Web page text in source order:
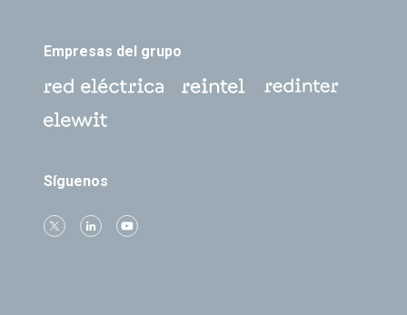
Empresas del grupo
Síguenos